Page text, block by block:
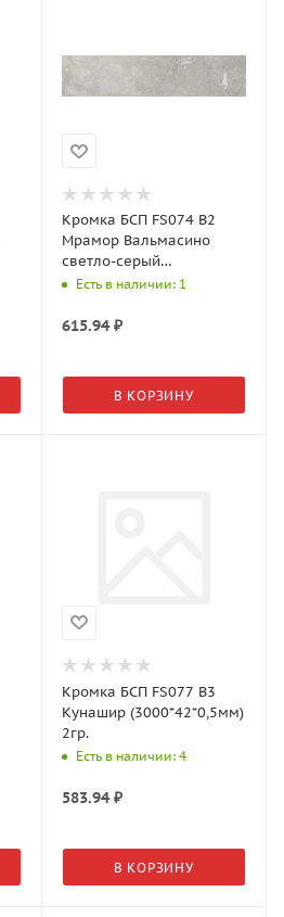
Кромка БСП FS074 B2
Мрамор Вальмасино
светло-серый
(3000*42*0,5мм)
Есть в наличии: 1
615.94₽
В КОРЗИНУ
Кромка БСП FS077 B3
Кунашир (3000*42*0,5мм)
2гр.
Есть в наличии: 4
583.94₽
В КОРЗИНУ